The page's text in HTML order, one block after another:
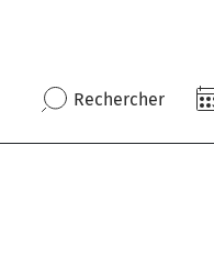
Rechercher